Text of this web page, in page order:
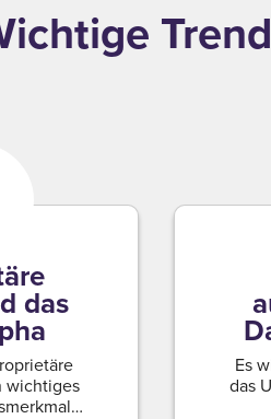
das
wichtiges
Es
das